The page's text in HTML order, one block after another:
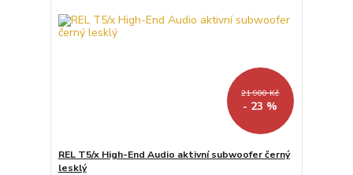
21 900 Kč
- 23 %
REL T5/x High-End Audio aktivní subwoofer černý
lesklý